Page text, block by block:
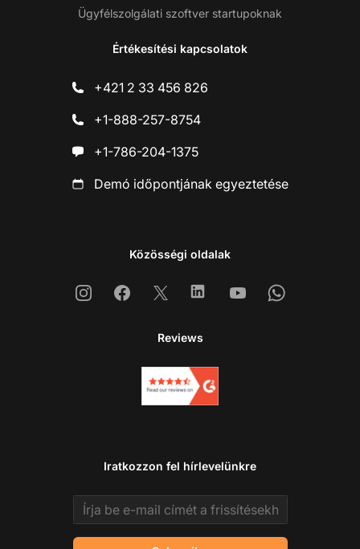
Ügyfélszolgálati szoftver startupoknak
Értékesítési kapcsolatok
+421 2 33 456 826
+1-888-257-8754
+1-786-204-1375
Demó időpontjának egyeztetése
Közösségi oldalak
InstagramFacebook
X LinkedinYoutubeWhatsapp
Reviews
Iratkozzon fel hírlevelünkre
Email address